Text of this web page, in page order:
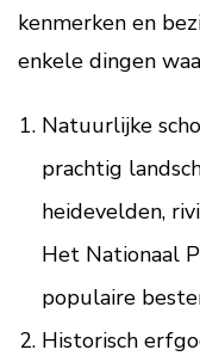
kenmerken en
enkele dingen
Natuurlijke
prachtig
heidevelden,
Het Nationaal
populaire
Historisch